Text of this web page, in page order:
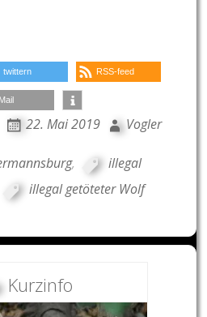
twittern RSS-feed
22. Mai 2019 Vogler
,
illegal
illegal getöteter Wolf
Kurzinfo